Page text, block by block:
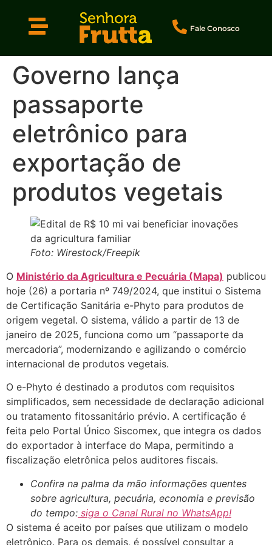
Fale Conosco
Governo lança
passaporte
eletrônico para
exportação de
produtos vegetais
Foto: Wirestock/Freepik
O Ministério da Agricultura e Pecuária (Mapa) publicou
hoje (26) a portaria nº 749/2024, que institui o Sistema
de Certificação Sanitária e-Phyto para produtos de
origem vegetal. O sistema, válido a partir de 13 de
janeiro de 2025, funciona como um “passaporte da
mercadoria”, modernizando e agilizando o comércio
internacional de produtos vegetais.
O e-Phyto é destinado a produtos com requisitos
simplificados, sem necessidade de declaração adicional
ou tratamento fitossanitário prévio. A certificação é
feita pelo Portal Único Siscomex, que integra os dados
do exportador à interface do Mapa, permitindo a
fiscalização eletrônica pelos auditores fiscais.
Confira na palma da mão informações quentes
sobre agricultura, pecuária, economia e previsão
do tempo: siga o Canal Rural no WhatsApp!
O sistema é aceito por países que utilizam o modelo
eletrônico. Para os demais, é possível consultar a